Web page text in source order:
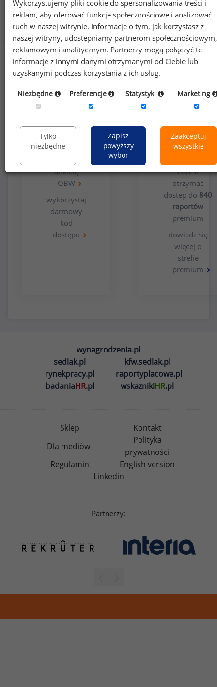
Jak uzyskać dostęp do raportu?
bezpłatna
ankietę
OBW
wykorzystaj
darmowy
kod
dostępu
użytkowników
premium
Chcesz
otrzymać
dostęp do 840
raportów
premium
dowiedz się
więcej o
strefie
premium
wynagrodzenia.pl
sedlak.pl
kfw.sedlak.pl
rynekpracy.pl
raportyplacowe.pl
badaniaHR.pl wskaznikiHR.pl
Sklep
Kontakt
Dla mediów
Polityka
prywatności
Regulamin
English version
Linkedin
Partnerzy:
Wykorzystujemy pliki cookie do spersonalizowania treści i
reklam, aby oferować funkcje społecznościowe i analizować
ruch w naszej witrynie. Informacje o tym, jak korzystasz z
naszej witryny, udostępniamy partnerom społecznościowym,
reklamowym i analitycznym. Partnerzy mogą połączyć te
informacje z innymi danymi otrzymanymi od Ciebie lub
uzyskanymi podczas korzystania z ich usług.
Niezbędne Preferencje Statystyki Marketing
Tylko
niezbędne
Zapisz
powyższy
wybór
Zaakceptuj
wszystkie